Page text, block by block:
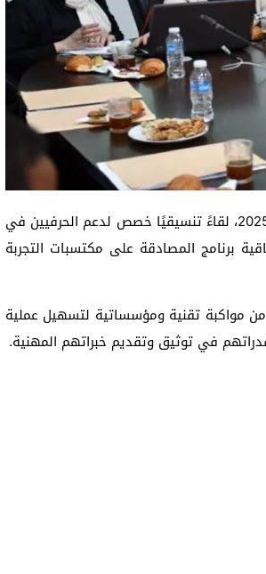
احتضنت قاعة الاجتماعات بمقر جماعة تارودانت، يوم الأربعاء 30 أبريل 2025، لقاءً تنسيقيًا خصص لدعم الحرفيين في
برنامج المصادقة على مكتسبات التجربة
مواكبة تقنية ومؤسساتية لتسهيل عملية
في توثيق وتقديم خبراتهم المهنية.